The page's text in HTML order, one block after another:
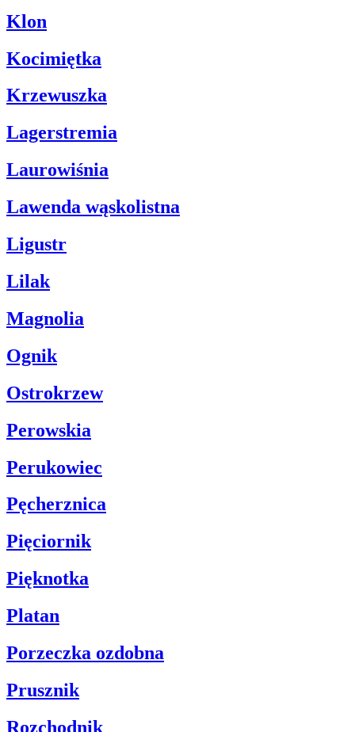
Klon
Kocimiętka
Krzewuszka
Lagerstremia
Laurowiśnia
Lawenda wąskolistna
Ligustr
Lilak
Magnolia
Ognik
Ostrokrzew
Perowskia
Perukowiec
Pęcherznica
Pięciornik
Pięknotka
Platan
Porzeczka ozdobna
Prusznik
Rozchodnik